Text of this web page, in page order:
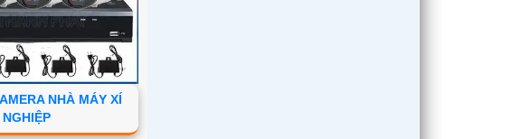
NHÀ MÁY XÍ
NGHIỆP